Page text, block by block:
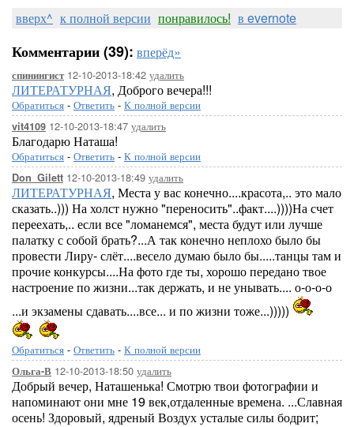
вверх^ к полной версии понравилось! в evernote
Комментарии (39): вперёд»
спинингист12-10-2013-18:42 удалить
ЛИТЕРАТУРНАЯ, Доброго вечера!!!
Обратиться - Ответить - К полной версии
vit4109 12-10-2013-18:47 удалить
Благодарю Наташа!
Обратиться - Ответить - К полной версии
Don_Gilett 12-10-2013-18:49 удалить
ЛИТЕРАТУРНАЯ, Места у вас конечно....красота,.. это мало
сказать..))) На холст нужно "переносить"..факт....))))На счет
переехать,.. если все "ломанемся", места будут или лучше
палатку с собой брать?...А так конечно неплохо было бы
провести Лиру- слёт....весело думаю было бы.....танцы там и
прочие конкурсы....На фото где ты, хорошо передано твое
настроение по жизни...так держать, и не унывать.... о-о-о-о
...и экзамены сдавать....все... и по жизни тоже...)))))
Обратиться - Ответить - К полной версии
Ольга-В 12-10-2013-18:50 удалить
Добрый вечер, Наташенька! Смотрю твои фотографии и
напоминают они мне 19 век,отдаленные времена. ...Славная
осень! Здоровый, ядреный Воздух усталые силы бодрит;